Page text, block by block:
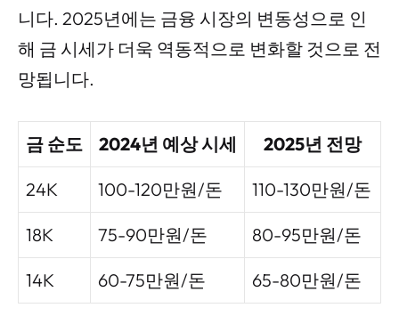
니다. 2025년에는 금융 시장의 변동성으로 인
해 금 시세가 더욱 역동적으로 변화할 것으로 전
망됩니다.
금 순도 2024년 예상 시세 2025년 전망
24K 100-120만원/돈 110-130만원/돈
18K 75-90만원/돈 80-95만원/돈
14K 60-75만원/돈 65-80만원/돈